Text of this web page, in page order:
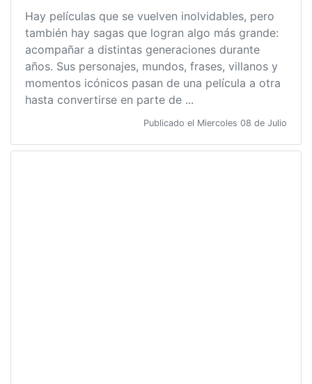
Hay películas que se vuelven inolvidables, pero
también hay sagas que logran algo más grande:
acompañar a distintas generaciones durante
años. Sus personajes, mundos, frases, villanos y
momentos icónicos pasan de una película a otra
hasta convertirse en parte de ...
Publicado el Miercoles 08 de Julio